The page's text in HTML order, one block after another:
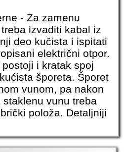
- Za zamenu
izvaditi kabal iz
deo kučista i ispitati
električni otpor.
i kratak spoj
šporeta. Šporet
vunom, pa nakon
vunu treba
položa. Detaljniji